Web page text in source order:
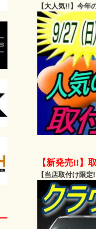
【大人気!!】今
【新発売!!】
【当店取付け限